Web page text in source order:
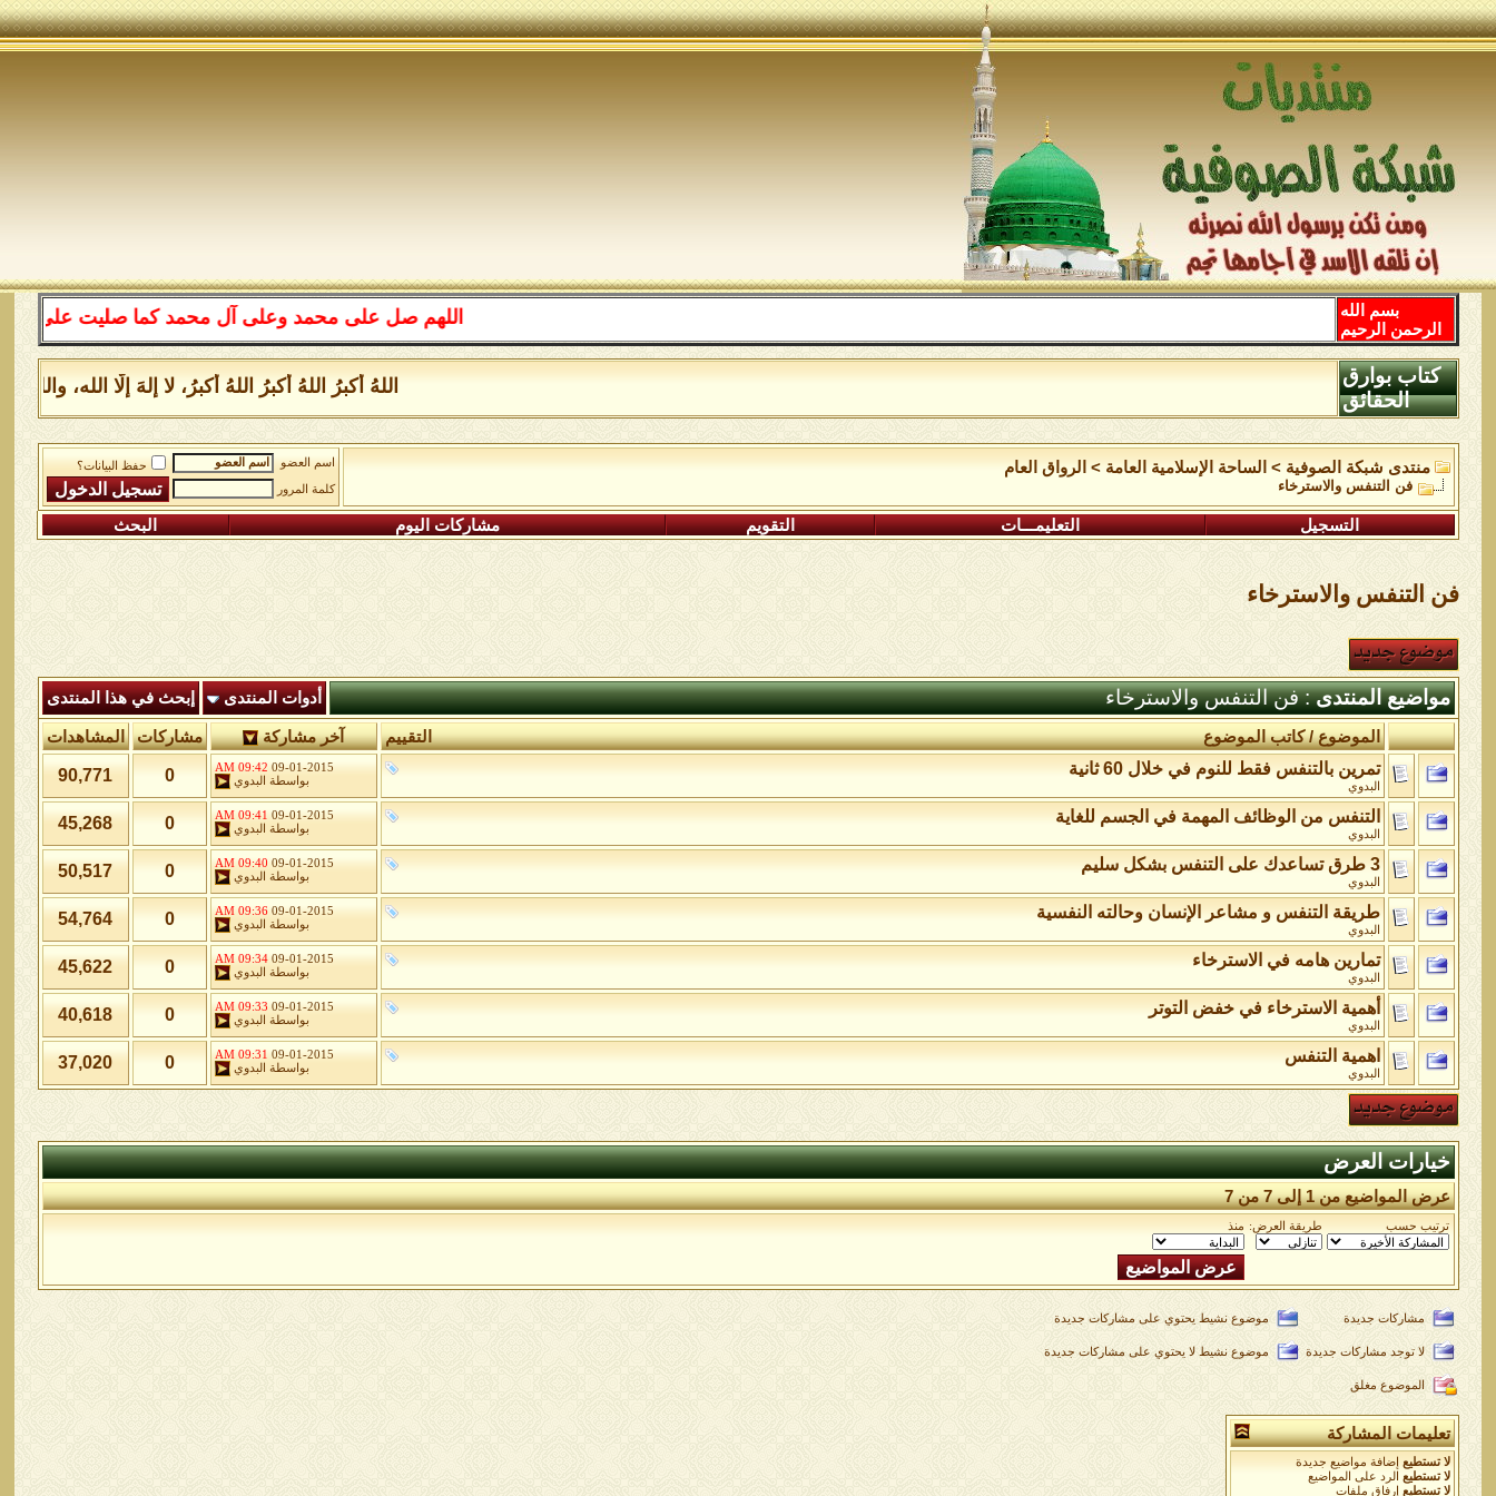
اللهم صل على محمد وعلى آل محمد كما صليت على إبراهيم
بسم الله
الرحمن الرحيم
اللهُ أكبرُ اللهُ أكبرُ اللهُ أكبرُ، لا إلهَ إلَّا الله،
كتاب بوارق
الحقائق
منتدى شبكة الصوفية > الساحة اﻹسلامية العامة > الرواق العام
فن التنفس والاسترخاء
اسم العضو
حفظ البيانات؟
كلمة المرور
التسجيل التعليمـــات التقويم مشاركات اليوم البحث
فن التنفس والاسترخاء
مواضيع المنتدى: فن التنفس والاسترخاء أدوات المنتدى إبحث في هذا المنتدى
التقييم الموضوع/كاتب الموضوع آخر مشاركة مشاركات المشاهدات
تمرين بالتنفس فقط للنوم في خلال 60 ثانية
البدوي
09-01-2015
09:42 AM
بواسطة
البدوي 0
90,771
التنفس من الوظائف المهمة في الجسم للغاية
البدوي
09-01-2015
09:41 AM
بواسطة
البدوي 0
45,268
3 طرق تساعدك على التنفس بشكل سليم
البدوي
09-01-2015
09:40 AM
بواسطة
البدوي 0
50,517
طريقة التنفس و مشاعر الإنسان وحالته النفسية
البدوي
09-01-2015
09:36 AM
بواسطة
البدوي 0
54,764
تمارين هامه في الاسترخاء
البدوي
09-01-2015
09:34 AM
بواسطة
البدوي 0
45,622
أهمية الاسترخاء في خفض التوتر
البدوي
09-01-2015
09:33 AM
بواسطة
البدوي 0
40,618
اهمية التنفس
البدوي
09-01-2015
09:31 AM
بواسطة
البدوي 0
37,020
خيارات العرض
عرض المواضيع من 1 إلى 7 من 7
ترتيب حسب طريقة العرض: منذ
مشاركات جديدة موضوع نشيط يحتوي على مشاركات جديدة
لا توجد مشاركات جديدة موضوع نشيط لا يحتوي على مشاركات جديدة
الموضوع مغلق
تعليمات المشاركة
لا تستطيع
إضافة مواضيع جديدة
لا تستطيع
الرد على المواضيع
لا تستطيع
إرفاق ملفات